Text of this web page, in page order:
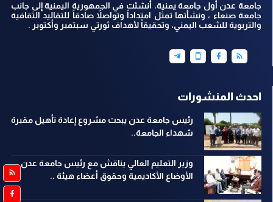
جامعة عدن أول جامعة يمنية، أنشئت في الجمهورية اليمنية إلى جانب
جامعة صنعاء ، ونشأتها تمثل امتداداً وتواصلاً صادقاً للتقاليد الثقافية
والتربوية للشعب اليمني، وتحقيقاً لأهداف ثورتي سبتمبر وأكتوبر .
احدث المنشورات
رئيس جامعة عدن يبحث مشروع إعادة تأهيل مقبرة
شهداء الجامعة..
وزير التعليم العالي يناقش مع رئيس جامعة عدن
الأوضاع الأكاديمية وحقوق أعضاء هيئة ..